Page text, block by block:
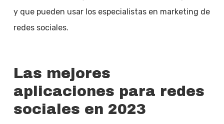
y que pueden usar los especialistas en marketing de
redes sociales.
Las mejores
aplicaciones para redes
sociales en 2023